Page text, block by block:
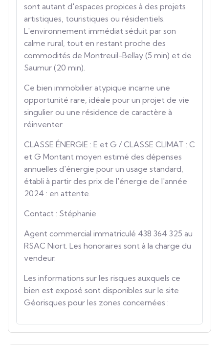
sont autant d'espaces propices à des projets
artistiques, touristiques ou résidentiels.
L'environnement immédiat séduit par son
calme rural, tout en restant proche des
commodités de Montreuil-Bellay (5 min) et de
Saumur (20 min).
Ce bien immobilier atypique incarne une
opportunité rare, idéale pour un projet de vie
singulier ou une résidence de caractère à
réinventer.
CLASSE ÉNERGIE : E et G / CLASSE CLIMAT : C
et G Montant moyen estimé des dépenses
annuelles d'énergie pour un usage standard,
établi à partir des prix de l'énergie de l'année
2024 : en attente.
Contact : Stéphanie
Agent commercial immatriculé 438 364 325 au
RSAC Niort. Les honoraires sont à la charge du
vendeur.
Les informations sur les risques auxquels ce
bien est exposé sont disponibles sur le site
Géorisques pour les zones concernées :